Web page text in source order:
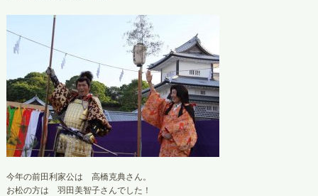
今年の前田利家公は 高橋克典さん。
お松の方は 羽田美智子さんでした！